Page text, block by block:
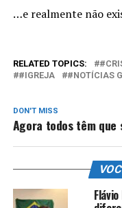
…e realmente não
RELATED TOPICS:
#IGREJA
#NOTÍCIAS
DON'T MISS
Agora todos têm que